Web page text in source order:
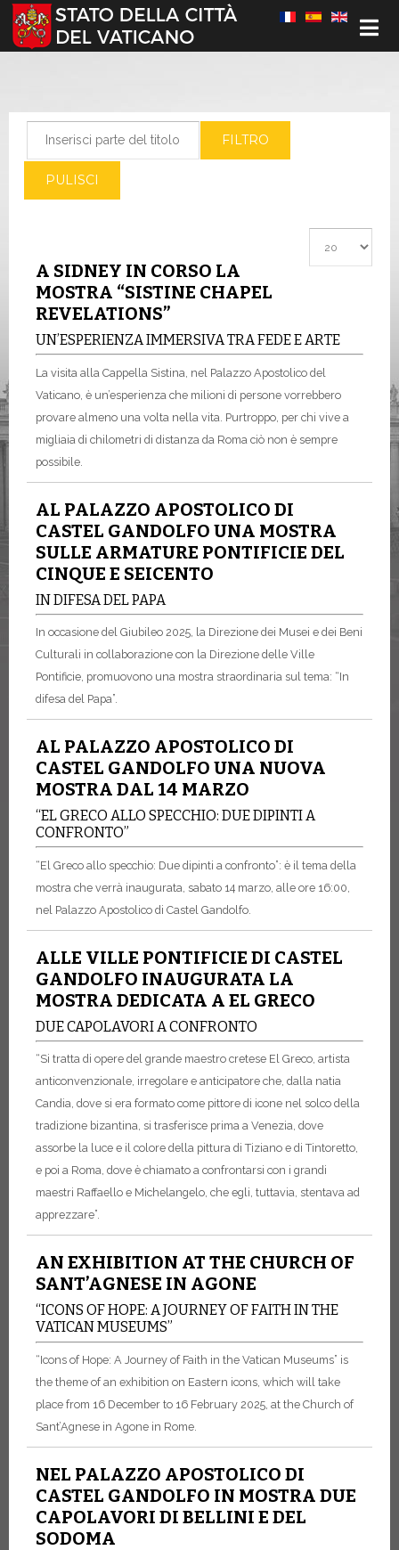
Seleziona la tua lingua
FILTRO
PULISCI
A SIDNEY IN CORSO LA
MOSTRA “SISTINE CHAPEL
REVELATIONS”
UN’ESPERIENZA IMMERSIVA TRA FEDE E ARTE
La visita alla Cappella Sistina, nel Palazzo Apostolico del
Vaticano, è un’esperienza che milioni di persone vorrebbero
provare almeno una volta nella vita. Purtroppo, per chi vive a
migliaia di chilometri di distanza da Roma ciò non è sempre
possibile.
AL PALAZZO APOSTOLICO DI
CASTEL GANDOLFO UNA MOSTRA
SULLE ARMATURE PONTIFICIE DEL
CINQUE E SEICENTO
IN DIFESA DEL PAPA
In occasione del Giubileo 2025, la Direzione dei Musei e dei Beni
Culturali in collaborazione con la Direzione delle Ville
Pontificie, promuovono una mostra straordinaria sul tema: “In
difesa del Papa”.
AL PALAZZO APOSTOLICO DI
CASTEL GANDOLFO UNA NUOVA
MOSTRA DAL 14 MARZO
“EL GRECO ALLO SPECCHIO: DUE DIPINTI A
CONFRONTO”
“El Greco allo specchio: Due dipinti a confronto”: è il tema della
mostra che verrà inaugurata, sabato 14 marzo, alle ore 16:00,
nel Palazzo Apostolico di Castel Gandolfo.
ALLE VILLE PONTIFICIE DI CASTEL
GANDOLFO INAUGURATA LA
MOSTRA DEDICATA A EL GRECO
DUE CAPOLAVORI A CONFRONTO
“Si tratta di opere del grande maestro cretese El Greco, artista
anticonvenzionale, irregolare e anticipatore che, dalla natia
Candia, dove si era formato come pittore di icone nel solco della
tradizione bizantina, si trasferisce prima a Venezia, dove
assorbe la luce e il colore della pittura di Tiziano e di Tintoretto,
e poi a Roma, dove è chiamato a confrontarsi con i grandi
maestri Raffaello e Michelangelo, che egli, tuttavia, stentava ad
apprezzare”.
AN EXHIBITION AT THE CHURCH OF
SANT’AGNESE IN AGONE
“ICONS OF HOPE: A JOURNEY OF FAITH IN THE
VATICAN MUSEUMS”
“Icons of Hope: A Journey of Faith in the Vatican Museums” is
the theme of an exhibition on Eastern icons, which will take
place from 16 December to 16 February 2025, at the Church of
Sant’Agnese in Agone in Rome.
NEL PALAZZO APOSTOLICO DI
CASTEL GANDOLFO IN MOSTRA DUE
CAPOLAVORI DI BELLINI E DEL
SODOMA